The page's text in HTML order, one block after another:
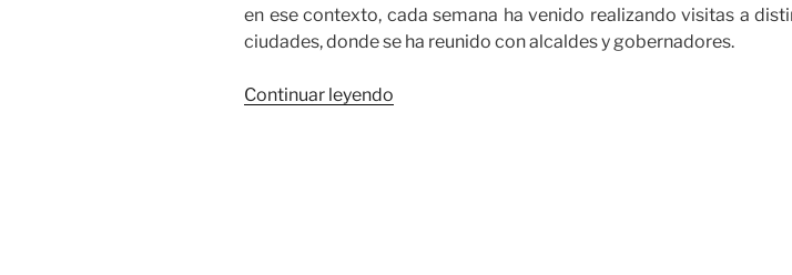
en ese contexto, cada semana ha venido realizando visitas a
ciudades, donde se ha reunido con alcaldes y gobernadores.
Continuar leyendo